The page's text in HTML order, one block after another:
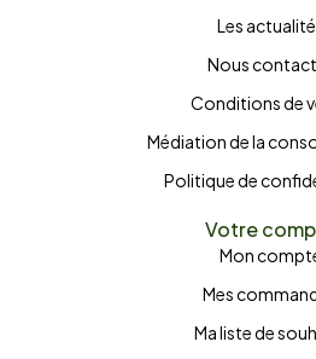
Les
Nous
Conditions de
Médiation de la
Politique de
Votre
Mon
Mes
Ma liste de